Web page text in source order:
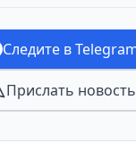
Следите в
Прислать новость